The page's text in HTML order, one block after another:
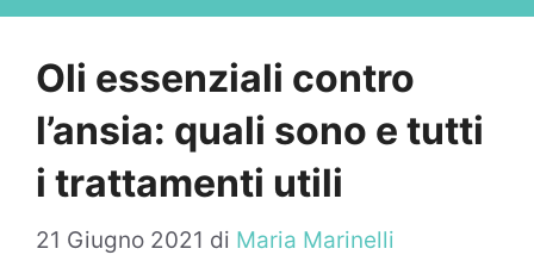
Oli essenziali contro
l’ansia: quali sono e tutti
i trattamenti utili
21 Giugno 2021 di Maria Marinelli